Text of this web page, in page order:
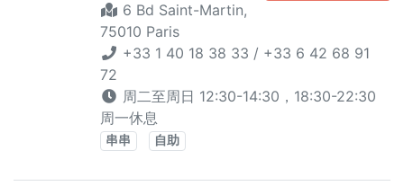
6 Bd Saint-Martin,
75010 Paris
+33 1 40 18 38 33 / +33 6 42 68 91
72
周二至周日 12:30-14:30，18:30-22:30
周一休息
串串 自助